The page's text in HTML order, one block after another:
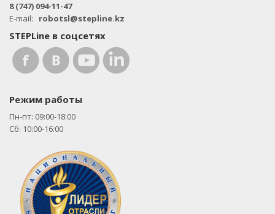
8 (747) 094-11-47
E-mail: robotsl@stepline.kz
STEPLine в соцсетях
Режим работы
Пн-пт: 09:00-18:00
Сб: 10:00-16:00